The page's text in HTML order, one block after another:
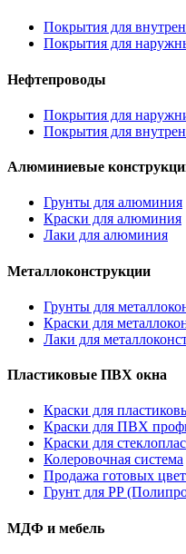
Покрытия для
Покрытия для
Нефтепроводы
Покрытия для
Покрытия для
Алюминиевые
Грунты для алюминия
Краски для алюминия
Лаки для алюминия
Металлоконструкции
Грунты для
Краски для
Лаки для
Пластиковые ПВХ окна
Краски для
Краски для ПВХ
Краски для
Колеровочная система
Продажа готовых
Грунт для PP
МДФ и мебель